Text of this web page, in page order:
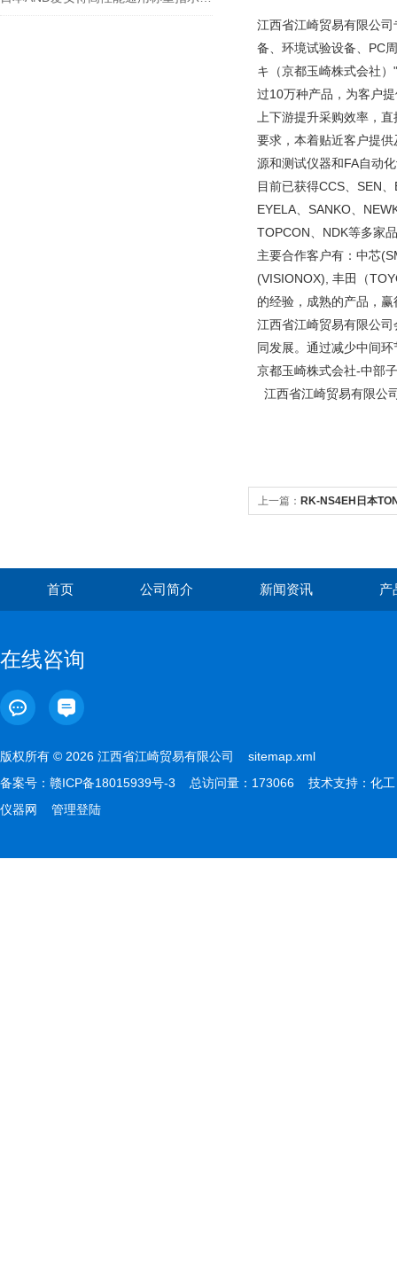
江西省江崎贸易有限公
备、环境试验设备、PC
キ（京都玉崎株式会社
过10万种产品，为客户
上下游提升采购效率，
要求，本着贴近客户提
源和测试仪器和FA自动
目前已获得CCS、SEN
EYELA、SANKO、
TOPCON、NDK等多家
主要合作客户有：中芯
(VISIONOX), 丰田（
的经验，成熟的产品，
江西省江崎贸易有限公
同发展。通过减少中间
京都玉崎株式会社-中部
江西省江崎贸易有限公
上一篇： RK-NS4EH日本
首页 公司简介 新闻资讯 产
在线咨询
版权所有 © 2026 江西省江崎贸易有限公司 sitemap.xml
备案号： 赣ICP备18015939号-3 总访问量：173066 技术支持： 化工
仪器网
管理登陆